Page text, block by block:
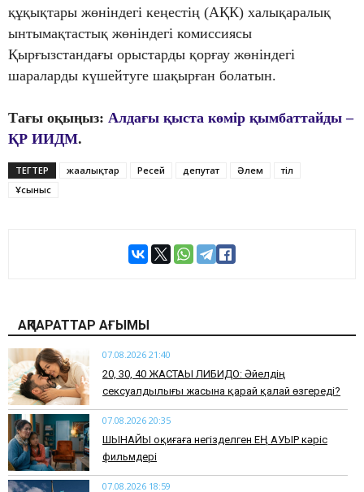
құқықтары жөніндегі кеңестің (АҚК) халықаралық
ынтымақтастық жөніндегі комиссиясы
Қырғызстандағы орыстарды қорғау жөніндегі
шараларды күшейтуге шақырған болатын.
Тағы оқыңыз: Алдағы қыста көмір қымбаттайды –
ҚР ИИДМ.
ТЕГТЕР жаңалықтар Ресей депутат Әлем
тіл
Ұсыныс
АҚПАРАТТАР АҒЫМЫ
07.08.2026 21:40
​20, 30, 40 ЖАСТАҒЫ ЛИБИДО: Әйелдің
сексуалдылығы жасына қарай қалай өзгереді?
07.08.2026 20:35
​ШЫНАЙЫ оқиғаға негізделген ЕҢ АУЫР кәріс
фильмдері
07.08.2026 18:59